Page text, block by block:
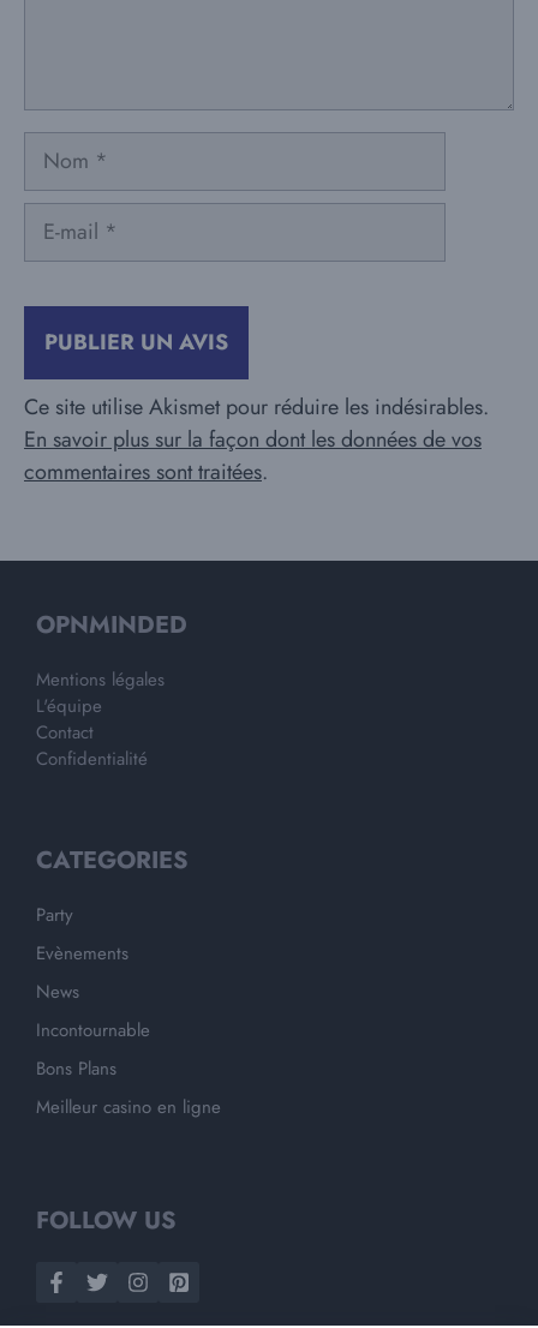
Nom
Ce site utilise Akismet pour réduire les indésirables.
En savoir plus sur la façon dont les données de vos
commentaires sont traitées.
OPNMINDED
Mentions légales
L'équipe
Contact
Confidentialité
CATEGORIES
Party
Evènements
News
Incontournable
Bons Plans
Meilleur casino en ligne
FOLLOW US